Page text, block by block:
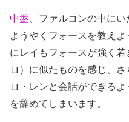
中盤 、ファルコンの中に
ようやくフォースを教え
にレイもフォースが強く
ロ）に似たものを感じ、
ロ・レンと会話ができる
を辞めてしまいます。